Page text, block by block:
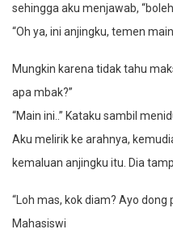
sehingga aku menjawab,
“Oh ya, ini anjingku, temen
Mungkin karena tidak tahu
apa mbak?”
“Main ini..” Kataku sambil
Aku melirik ke arahnya,
kemaluan anjingku itu. Dia
“Loh mas, kok diam? Ayo
Mahasiswi